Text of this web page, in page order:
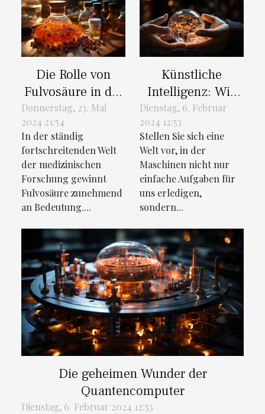
Die Rolle von
Fulvosäure in der
modernen
medizinischen
Forschung
Donnerstag, 23. Mai
2024 21:54
In der ständig
fortschreitenden Welt
der medizinischen
Forschung gewinnt
Fulvosäure zunehmend
an Bedeutung....
Künstliche
Intelligenz: Wie
sie unsere
Zukunft formt
Dienstag, 6. Februar
2024 12:53
Stellen Sie sich eine
Welt vor, in der
Maschinen nicht nur
einfache Aufgaben für
uns erledigen,
sondern...
Die geheimen Wunder der
Quantencomputer
Dienstag, 6. Februar 2024 12:53